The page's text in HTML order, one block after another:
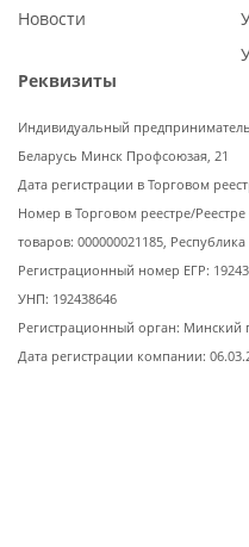
Новости
Реквизиты
Индивидуальный
Беларусь Минск Профсоюзая, 21
Дата регистрации в Торговом
Номер в Торговом реестре/
товаров: 000000021185, Республика
Регистрационный номер ЕГР:
УНП: 192438646
Регистрационный орган: Минский
Дата регистрации компании: